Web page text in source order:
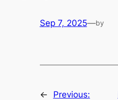
Sep 7, 2025—by
←
Previous: